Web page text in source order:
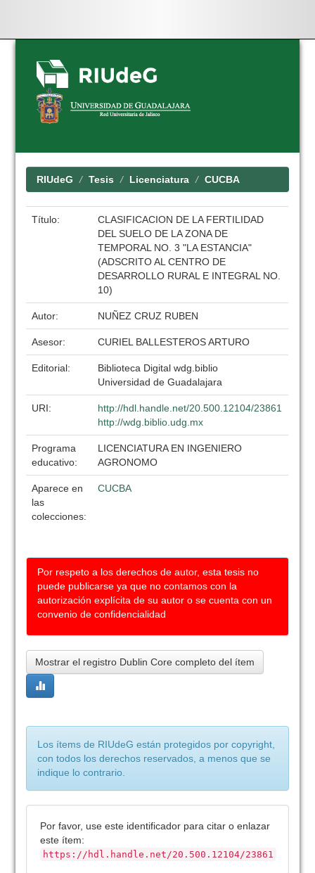
Skip
navigation
RIUdeG Tesis Licenciatura CUCBA
Título:
CLASIFICACION DE LA FERTILIDAD
DEL SUELO DE LA ZONA DE
TEMPORAL NO. 3 "LA ESTANCIA"
(ADSCRITO AL CENTRO DE
DESARROLLO RURAL E INTEGRAL NO.
10)
Autor: NUÑEZ CRUZ RUBEN
Asesor: CURIEL BALLESTEROS ARTURO
Editorial:
Biblioteca Digital wdg.biblio
Universidad de Guadalajara
URI:
http://hdl.handle.net/20.500.12104/23861
http://wdg.biblio.udg.mx
Programa
educativo:
LICENCIATURA EN INGENIERO
AGRONOMO
Aparece en
las
colecciones:
CUCBA
Por respeto a los derechos de autor, esta tesis no
puede publicarse ya que no contamos con la
autorización explícita de su autor o se cuenta con un
convenio de confidencialidad
Mostrar el registro Dublin Core completo del ítem
Los ítems de RIUdeG están protegidos por copyright,
con todos los derechos reservados, a menos que se
indique lo contrario.
Por favor, use este identificador para citar o enlazar
este ítem:
https://hdl.handle.net/20.500.12104/23861